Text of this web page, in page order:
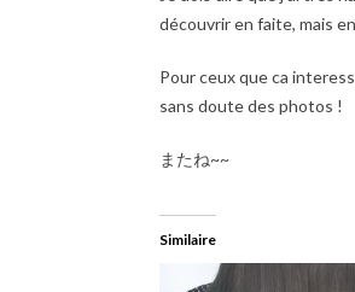
découvrir en faite, mais
Pour ceux que ca
sans doute des photos !
またね~~
Similaire